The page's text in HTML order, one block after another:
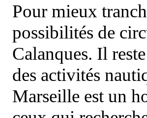
Pour mieux
possibilités de
Calanques. Il
des activités
Marseille est un